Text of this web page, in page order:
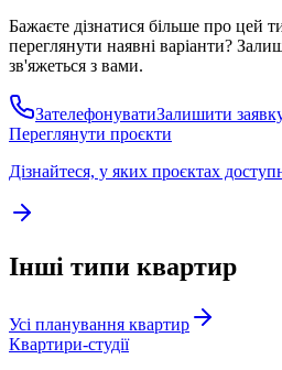
Бажаєте дізнатися більше про цей
переглянути наявні варіанти?
зв'яжеться з вами.
ЗателефонуватиЗалишити
Переглянути проєкти
Дізнайтеся, у яких проєктах
Інші типи квартир
Усі планування квартир
Квартири-студії